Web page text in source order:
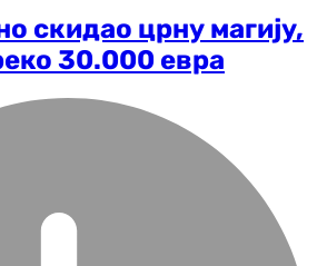
скидао црну магију,
30.000 евра